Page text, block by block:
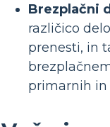
Brezplačni
različico
prenesti, in
primarnih in